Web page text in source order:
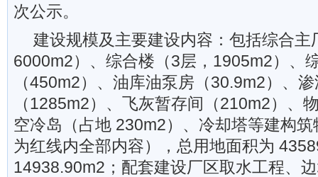
次公示。
建设规模及主要建设内容：包括综合主
6000m2）、综合楼（3层，1905m2）、
（450m2）、油库油泵房（30.9m2）、
（1285m2）、飞灰暂存间（210m2）、
空冷岛（占地 230m2）、冷却塔等建构
为红线内全部内容），总用地面积为
14938.90m2；配套建设厂区取水工程、